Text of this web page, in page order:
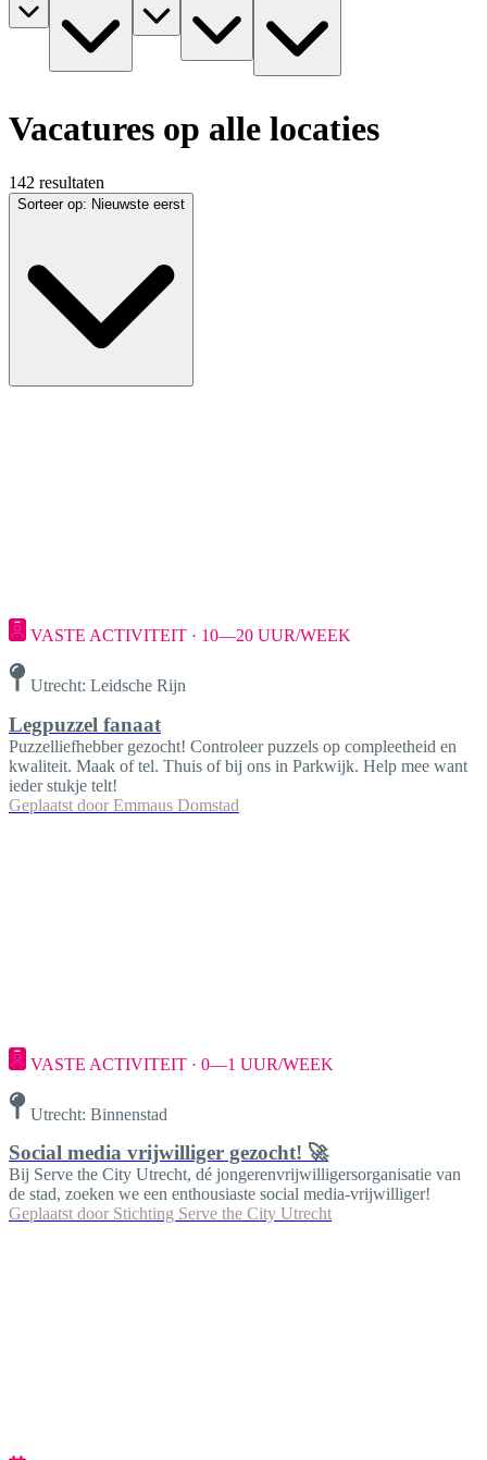
Vacatures op alle locaties
142 resultaten
Sorteer op: Nieuwste eerst
VASTE ACTIVITEIT · 10—20 UUR/WEEK
Utrecht: Leidsche Rijn
Legpuzzel fanaat
Puzzelliefhebber gezocht! Controleer puzzels op compleetheid en
kwaliteit. Maak of tel. Thuis of bij ons in Parkwijk. Help mee want
ieder stukje telt!
Geplaatst door Emmaus Domstad
VASTE ACTIVITEIT · 0—1 UUR/WEEK
Utrecht: Binnenstad
Social media vrijwilliger gezocht! 🚀
Bij Serve the City Utrecht, dé jongerenvrijwilligersorganisatie van
de stad, zoeken we een enthousiaste social media-vrijwilliger!
Geplaatst door Stichting Serve the City Utrecht